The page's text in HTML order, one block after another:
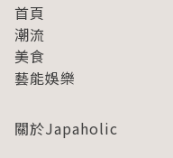
首頁
潮流
美食
藝能娛樂
關於Japaholic